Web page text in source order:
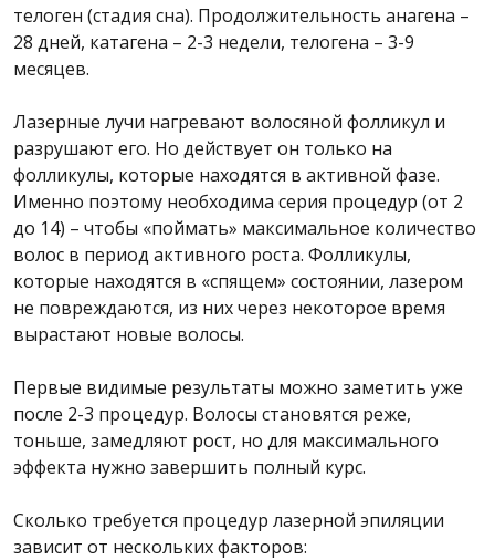
телоген (стадия сна). Продолжительность анагена –
28 дней, катагена – 2-3 недели, телогена – 3-9
месяцев.
Лазерные лучи нагревают волосяной фолликул и
разрушают его. Но действует он только на
фолликулы, которые находятся в активной фазе.
Именно поэтому необходима серия процедур (от 2
до 14) – чтобы «поймать» максимальное количество
волос в период активного роста. Фолликулы,
которые находятся в «спящем» состоянии, лазером
не повреждаются, из них через некоторое время
вырастают новые волосы.
Первые видимые результаты можно заметить уже
после 2-3 процедур. Волосы становятся реже,
тоньше, замедляют рост, но для максимального
эффекта нужно завершить полный курс.
Сколько требуется процедур лазерной эпиляции
зависит от нескольких факторов: